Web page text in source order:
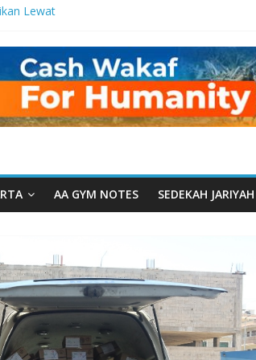
Lewat
Manfaat
dari Serua:
Yayasan
Tauhiid
Ketika
Wakaf
Wakaf
AA GYM NOTES SEDEKAH JARIYAH